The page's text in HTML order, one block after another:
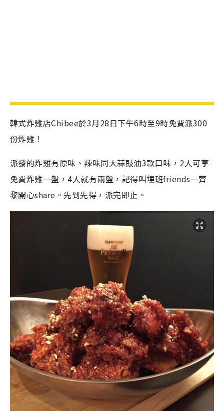
韓式炸雞店Chibee於3月28日下午6時至9時免費派300
份炸雞！
派發的炸雞有原味、辣味同大蒜豉油3款口味，2人可享
免費炸雞一盤，4人就有兩盤，記得叫埋班friends一齊
黎開心share。先到先得，派完即止。